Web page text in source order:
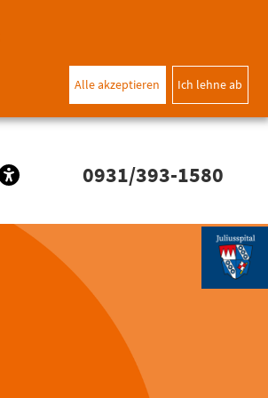
Ich lehne ab
Alle akzeptieren
0931/393-1580